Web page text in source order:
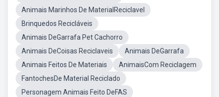
Animais Marinhos De MaterialReciclavel
Brinquedos Recicláveis
Animais DeGarrafa Pet Cachorro
Animais DeCoisas Reciclaveis
Animais DeGarrafa
Animais Feitos De Materiais
AnimaisCom Reciclagem
FantochesDe Material Reciclado
Personagem Animais Feito DeFAS